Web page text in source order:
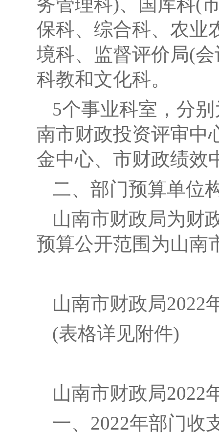
保科、综合科、农业
境科、监督评价局(
科教和文化科。
5个事业科室， 分
南市财政投资评审中
金中心、市财政绩效
二、部门预算单位
山南市财政局为财
预算公开范围为山南
山南市财政局2022
(表格详见附件)
山南市财政局2022
一、2022年部门收